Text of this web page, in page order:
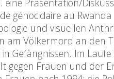
Präsentation/
génocidaire au Rwanda
und visuellen
am Völkermord an den
Gefängnissen. Im
gegen Frauen und der